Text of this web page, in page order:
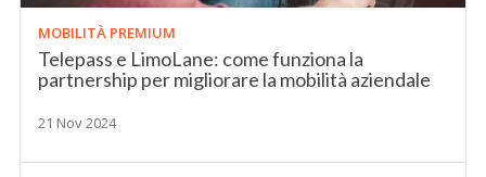
MOBILITÀ PREMIUM
Telepass e LimoLane: come funziona la
partnership per migliorare la mobilità aziendale
21 Nov 2024